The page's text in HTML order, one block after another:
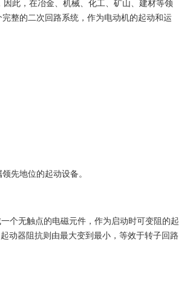
此，在冶金、机械、化工、矿山、建材等领
整的二次回路系统，作为电动机的起动和运
先地位的起动设备。
个无触点的电磁元件，作为启动时可变阻的起
动器阻抗则由最大变到最小，等效于转子回路